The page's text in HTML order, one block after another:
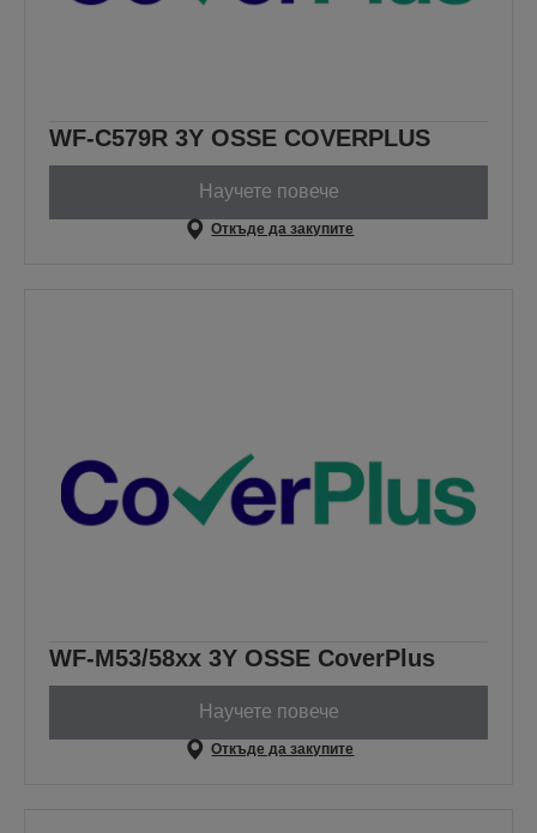
WF-C579R 3Y OSSE COVERPLUS
Научете повече
Откъде да закупите
WF-M53/58xx 3Y OSSE CoverPlus
Научете повече
Откъде да закупите